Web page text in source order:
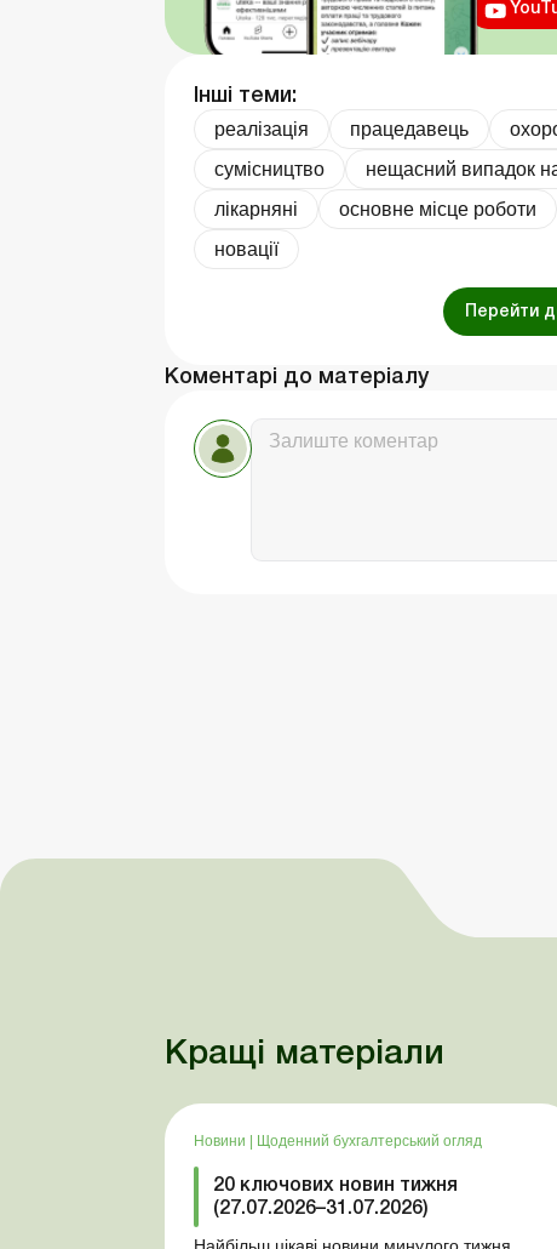
Інші теми:
реалізація працедавець
сумісництво
нещасний випадок
лікарняні
основне місце роботи
новації
Перейти
Коментарі до матеріалу
Кращі матеріали
Новини Щоденний бухгалтерський огляд
20 ключових новин тижня
(27.07.2026–31.07.2026)